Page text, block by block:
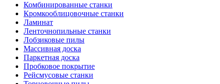
Комбинированные станки
Кромкооблицовочные станки
Ламинат
Ленточнопильные станки
Лобзиковые пилы
Массивная доска
Паркетная доска
Пробковое покрытие
Рейсмусовые станки